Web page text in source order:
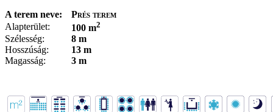
A terem neve:
Prés terem
Alapterület:
100 m2
Szélesség:
8 m
Hosszúság:
13 m
Magasság:
3 m